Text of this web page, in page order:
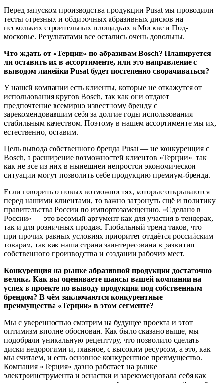
Перед запуском производства продукции Pusat мы проводили
тесты отрезных и обдирочных абразивных дисков на
нескольких строительных площадках в Москве и Под­
московье. Результатами все остались очень довольны.
Что ждать от «Терции» по абразивам Bosch? Планируется
ли оставить их в ассортименте, или это направление с
выводом линейки Pusat будет постепенно сворачиваться?
У нашей компании есть клиенты, которые не откажутся от
использования кругов Bosch, так как они отдают
предпочтение всемирно известному бренду с
зарекомендовавшим себя за долгие годы использования
стабильным качеством. Поэтому в нашем ассортименте мы их,
естественно, оставим.
Цель вывода собственного бренда Pusat — не конкуренция с
Bosch, а расширение возможностей клиентов «Терции», так
как не все из них в нынешней непростой экономической
ситуации могут позволить себе продукцию премиум-бренда.
Если говорить о новых возможностях, которые открываются
перед нашими клиентами, то важно затронуть ещё и политику
правительства России по импортозамещению. «Сделано в
России» — это весомый аргумент как для участия в тендерах,
так и для розничных продаж. Глобальный тренд таков, что
при прочих равных условиях приоритет отдаётся российским
товарам, так как наша страна заинтересована в развитии
собственного производства и создании рабочих мест.
Конкуренция на рынке абразивной продукции достаточно
велика. Как вы оцениваете шансы вашей компании на
успех в проекте по выводу продукции под собственным
брендом? В чём заключаются конкурентные
преимущества «Терции» в этом сегменте?
Мы с уверенностью смотрим на будущее проекта и этот
оптимизм вполне обоснован. Как было сказано выше, мы
подобрали уникальную рецептуру, что позволило сделать
диски недорогими и, главное, с высоким ресурсом, а это, как
мы считаем, и есть основное конкурентное преимущество.
Компания «Терция» давно работает на рынке
электроинструмента и оснастки и зарекомендовала себя как